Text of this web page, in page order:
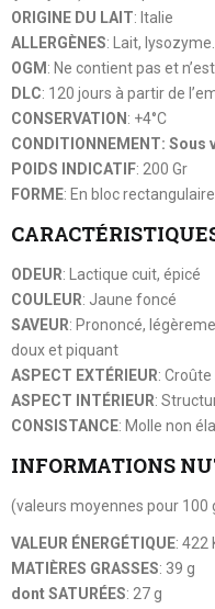
ORIGINE DU LAIT: Italie
ALLERGÈNES: Lait, lysozyme.
OGM : Ne contient pas et
DLC: 120 jours à partir de
CONSERVATION : +4°C
CONDITIONNEMENT: Sous
POIDS INDICATIF: 200 Gr
FORME: En bloc rectangulaire
ODEUR: Lactique cuit, épicé
COULEUR: Jaune foncé
SAVEUR: Prononcé,
doux et piquant
ASPECT EXTÉRIEUR:
ASPECT INTÉRIEUR:
CONSISTANCE: Molle non
INFORMATIONS
(valeurs moyennes pour 100
VALEUR ÉNERGÉTIQUE: 422
MATIÈRES GRASSES: 39 g
dont SATURÉES: 27 g